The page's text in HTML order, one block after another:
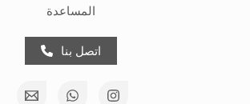
المساعدة
اتصل بنا